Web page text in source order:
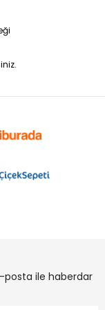
posta ile haberdar